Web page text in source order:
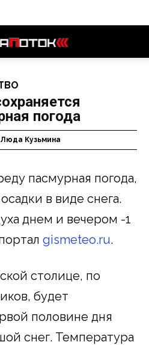
погода
Люда Кузьмина
пасмурная погода,
в виде снега.
днем и вечером -1
gismeteo.ru.
столице, по
будет
половине дня
снег. Температура